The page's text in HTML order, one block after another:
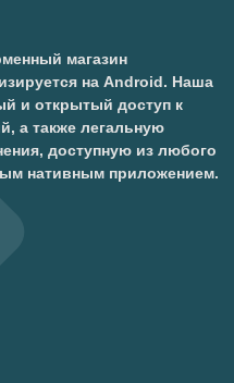
магазин
на Android. Наша
и открытый доступ к
а также легальную
доступную из любого
нативным приложением.